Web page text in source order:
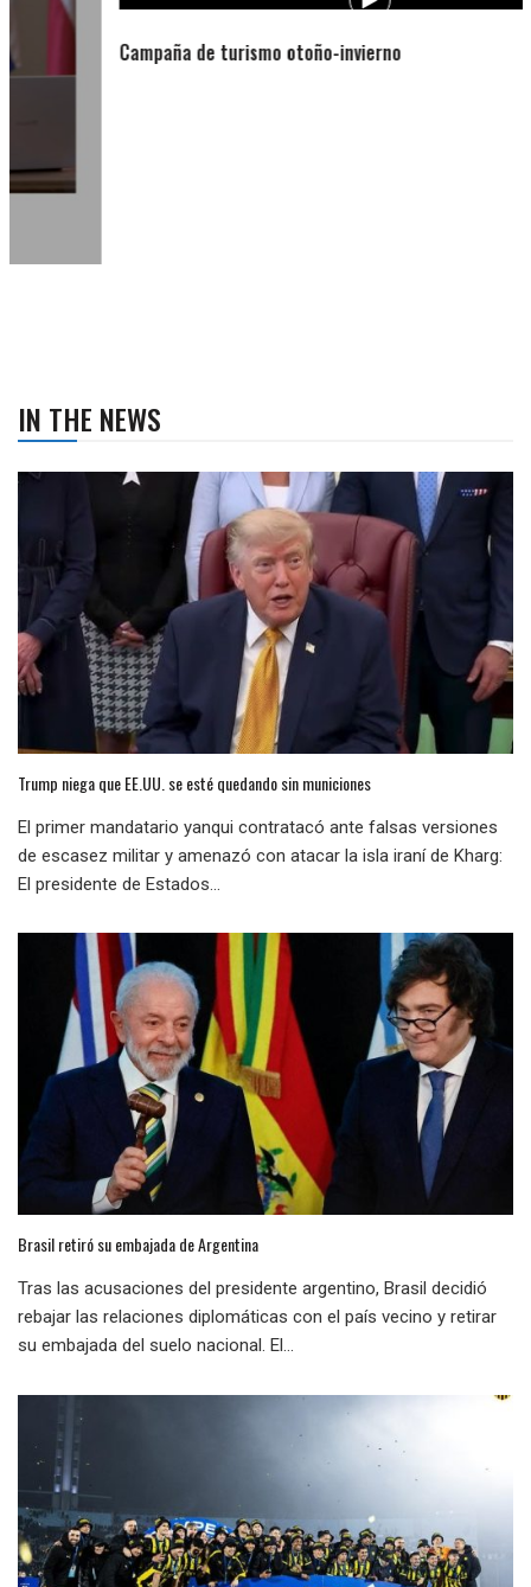
Campaña de turismo otoño-invierno
IN THE NEWS
Trump niega que EE.UU. se esté quedando sin municiones
El primer mandatario yanqui contratacó ante falsas versiones
de escasez militar y amenazó con atacar la isla iraní de Kharg:
El presidente de Estados...
Brasil retiró su embajada de Argentina
Tras las acusaciones del presidente argentino, Brasil decidió
rebajar las relaciones diplomáticas con el país vecino y retirar
su embajada del suelo nacional. El...